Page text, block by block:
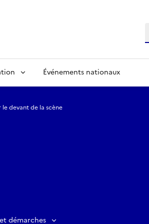
Événements nationaux
le devant de la scène
démarches